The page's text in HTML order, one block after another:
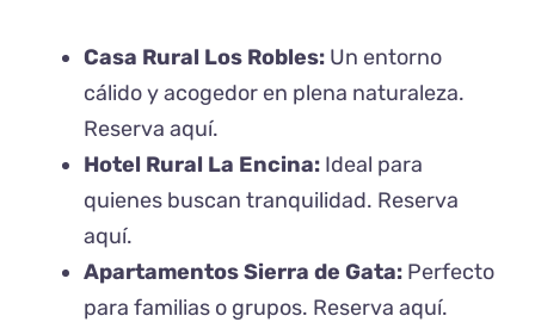
Casa Rural Los Robles:Un entorno
cálido y acogedor en plena naturaleza.
Reserva aquí.
Hotel Rural La Encina:Ideal para
quienes buscan tranquilidad. Reserva
aquí.
Apartamentos Sierra de Gata:Perfecto
para familias o grupos. Reserva aquí.